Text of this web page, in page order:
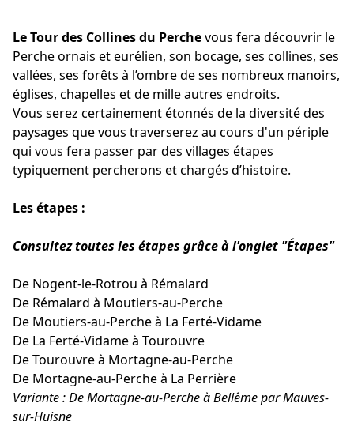
Le Tour des Collines du Perchevous fera découvrir le
Perche ornais et eurélien, son bocage, ses collines, ses
vallées, ses forêts à l’ombre de ses nombreux manoirs,
églises, chapelles et de mille autres endroits.
Vous serez certainement étonnés de la diversité des
paysages que vous traverserez au cours d'un périple
qui vous fera passer par des villages étapes
typiquement percherons et chargés d’histoire.
Les étapes :
Consultez toutes les étapes grâce à l'onglet "Étapes"
De Nogent-le-Rotrou à Rémalard
De Rémalard à Moutiers-au-Perche
De Moutiers-au-Perche à La Ferté-Vidame
De La Ferté-Vidame à Tourouvre
De Tourouvre à Mortagne-au-Perche
De Mortagne-au-Perche à La Perrière
Variante : De Mortagne-au-Perche à Bellême par Mauves-
sur-Huisne